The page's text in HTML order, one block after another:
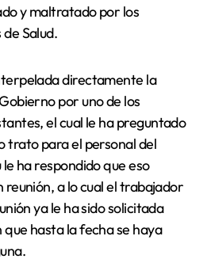
y maltratado por los
Salud.
directamente la
por uno de los
el cual le ha preguntado
trato para el personal del
le ha respondido que eso
a lo cual el trabajador
ya le ha sido solicitada
que hasta la fecha se haya